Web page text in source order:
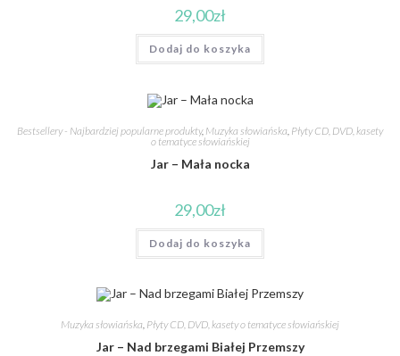
29,00zł
Dodaj do koszyka
Bestsellery - Najbardziej popularne produkty, Muzyka słowiańska Płyty CD, DVD, kasety
o tematyce słowiańskiej
Jar – Mała nocka
29,00zł
Dodaj do koszyka
Muzyka słowiańska, Płyty CD, DVD, kasety o tematyce słowiańskiej
Jar – Nad brzegami Białej Przemszy